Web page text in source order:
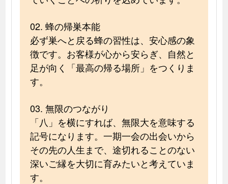
02. 蜂の帰巣本能
必ず巣へと戻る蜂の習性は、安心感の象
徴です。お客様が心から安らぎ、自然と
足が向く「最高の帰る場所」をつくりま
す。
03. 無限のつながり
「八」を横にすれば、無限大を意味する
記号になります。一期一会の出会いから
その先の人生まで、途切れることのない
深いご縁を大切に育みたいと考えていま
す。